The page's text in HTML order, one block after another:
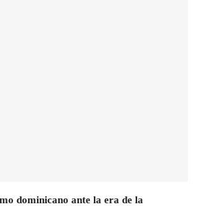
dominicano ante la era de la